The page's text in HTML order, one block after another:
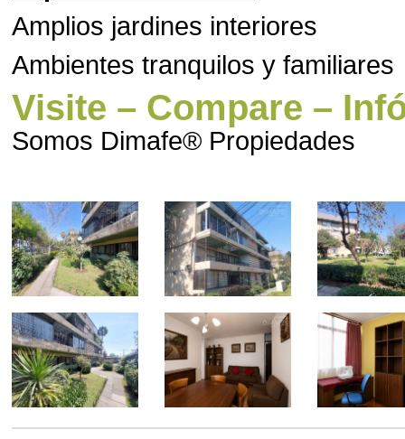
Amplios jardines interiores
Ambientes tranquilos y familiares
Visite – Compare –
Somos Dimafe® Propiedades